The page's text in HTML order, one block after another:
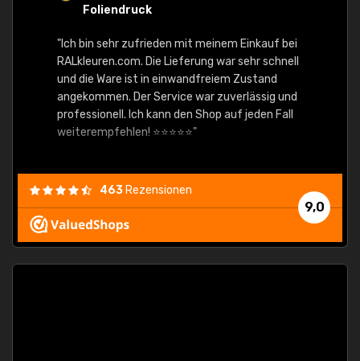
Foliendruck
"Ich bin sehr zufrieden mit meinem Einkauf bei
RALkleuren.com. Die Lieferung war sehr schnell
und die Ware ist in einwandfreiem Zustand
angekommen. Der Service war zuverlässig und
professionell. Ich kann den Shop auf jeden Fall
weiterempfehlen! ⭐⭐⭐⭐⭐"
9,0
463 Rezensionen